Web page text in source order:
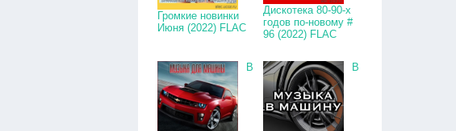
Громкие новинки
Июня (2022) FLAC
Дискотека 80-90-х
годов по-новому #
96 (2022) FLAC
В В